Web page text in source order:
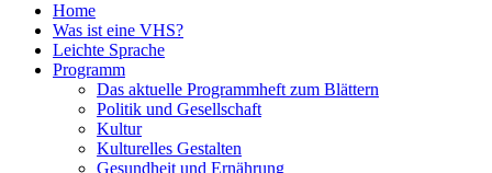
Home
Was ist eine VHS?
Leichte Sprache
Programm
Das aktuelle Programmheft zum Blättern
Politik und Gesellschaft
Kultur
Kulturelles Gestalten
Gesundheit und Ernährung